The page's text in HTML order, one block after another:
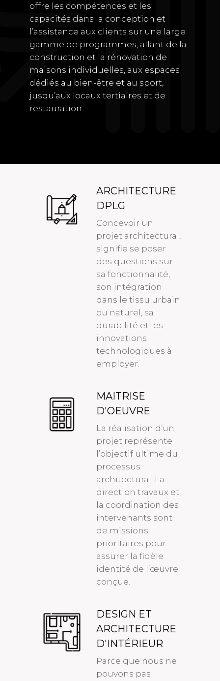
offre les compétences et les
capacités dans la conception et
l’assistance aux clients sur une large
gamme de programmes, allant de la
construction et la rénovation de
maisons individuelles, aux espaces
dédiés au bien-être et au sport,
jusqu’aux locaux tertiaires et de
restauration.
ARCHITECTURE
DPLG
Concevoir un
projet architectural,
signifie se poser
des questions sur
sa fonctionnalité,
son intégration
dans le tissu urbain
ou naturel, sa
durabilité et les
innovations
technologiques à
employer.
MAITRISE
D'OEUVRE
La réalisation d’un
projet représente
l’objectif ultime du
processus
architectural. La
direction travaux et
la coordination des
intervenants sont
de missions
prioritaires pour
assurer la fidèle
identité de l’œuvre
conçue.
DESIGN ET
ARCHITECTURE
D'INTÉRIEUR
Parce que nous ne
pouvons pas